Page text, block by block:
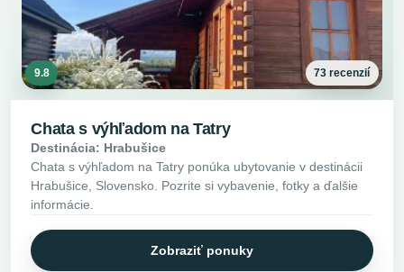
9.8 73 recenzií
Chata s výhľadom na Tatry
Destinácia: Hrabušice
Chata s výhľadom na Tatry ponúka ubytovanie v destinácii
Hrabušice, Slovensko. Pozrite si vybavenie, fotky a ďalšie
informácie.
Zobraziť ponuky